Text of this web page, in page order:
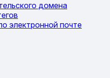
домена
электронной почте